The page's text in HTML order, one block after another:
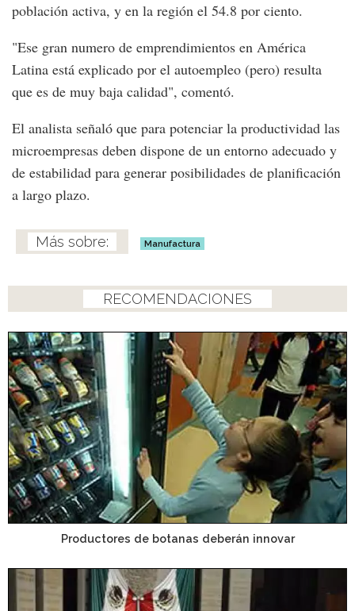
población activa, y en la región el 54.8 por ciento.
"Ese gran numero de emprendimientos en América
Latina está explicado por el autoempleo (pero) resulta
que es de muy baja calidad", comentó.
El analista señaló que para potenciar la productividad las
microempresas deben dispone de un entorno adecuado y
de estabilidad para generar posibilidades de planificación
a largo plazo.
Manufactura
RECOMENDACIONES
Productores de botanas deberán innovar